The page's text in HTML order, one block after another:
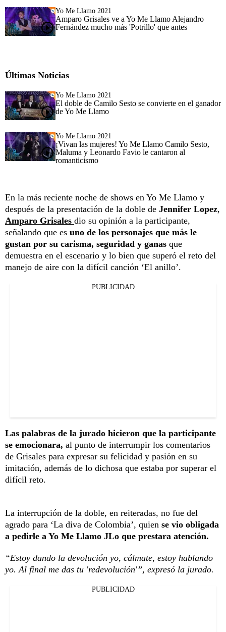
Yo Me Llamo 2021
Amparo Grisales ve a Yo Me Llamo Alejandro
Fernández mucho más 'Potrillo' que antes
Últimas Noticias
Yo Me Llamo 2021
El doble de Camilo Sesto se convierte en el ganador
de Yo Me Llamo
Yo Me Llamo 2021
¡Vivan las mujeres! Yo Me Llamo Camilo Sesto,
Maluma y Leonardo Favio le cantaron al
romanticismo
En la más reciente noche de shows en Yo Me Llamo y
después de la presentación de la doble de Jennifer Lopez,
Amparo Grisales dio su opinión a la participante,
señalando que es uno de los personajes que más le
gustan por su carisma, seguridad y ganas que
demuestra en el escenario y lo bien que superó el reto del
manejo de aire con la difícil canción ‘El anillo’.
PUBLICIDAD
Las palabras de la jurado hicieron que la participante
se emocionara, al punto de interrumpir los comentarios
de Grisales para expresar su felicidad y pasión en su
imitación, además de lo dichosa que estaba por superar el
difícil reto.
La interrupción de la doble, en reiteradas, no fue del
agrado para ‘La diva de Colombia’, quien se vio obligada
a pedirle a Yo Me Llamo JLo que prestara atención.
“Estoy dando la devolución yo, cálmate, estoy hablando
yo. Al final me das tu 'redevolución'”, expresó la jurado.
PUBLICIDAD